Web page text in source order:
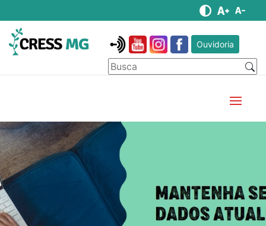
Ouvidoria